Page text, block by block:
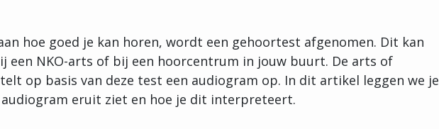
hoe goed je kan horen, wordt een gehoortest afgenomen. Dit kan
een NKO-arts of bij een hoorcentrum in jouw buurt. De arts of
op basis van deze test een audiogram op. In dit artikel leggen we je
eruit ziet en hoe je dit interpreteert.